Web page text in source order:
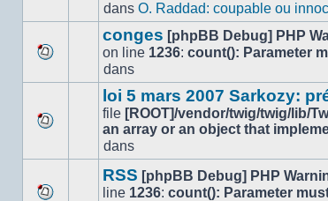
nouveau
message
dans O. Raddad: coupable ou
nouveau
message
ce
conges [phpBB Debug] PHP
on line 1236: count(): Parameter
dans
nouveau
message
loi 5 mars 2007 Sarkozy:
file [ROOT]/vendor/twig/twig/lib/
an array or an object that
dans
RSS [phpBB Debug] PHP
line 1236: count(): Parameter